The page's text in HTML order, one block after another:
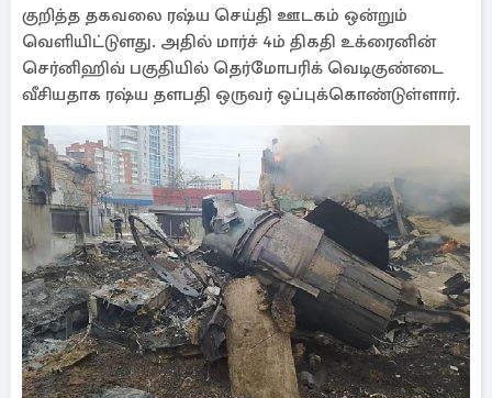
குறித்த தகவலை ரஷ்ய செய்தி ஊடகம் ஒன்றும்
வெளியிட்டுளது. அதில் மார்ச் 4ம் திகதி உக்ரைனின்
செர்னிஹிவ் பகுதியில் தெர்மோபரிக் வெடிகுண்டை
வீசியதாக ரஷ்ய தளபதி ஒருவர் ஒப்புக்கொண்டுள்ளார்.